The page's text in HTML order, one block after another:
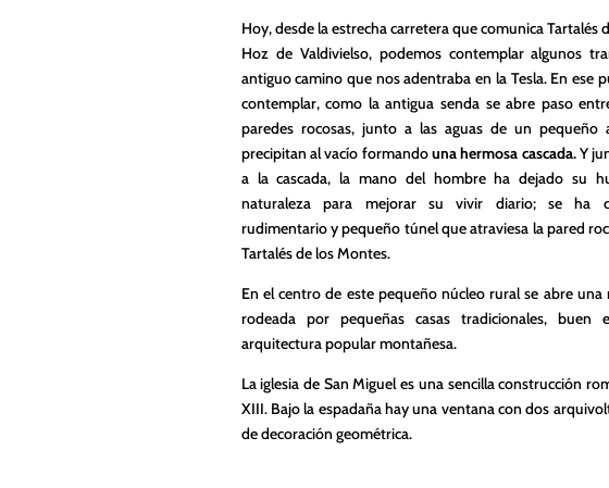
Hoy, desde la estrecha carretera que comunica Tartalés
Hoz de Valdivielso, podemos contemplar algunos
antiguo camino que nos adentraba en la Tesla. En ese
contemplar, como la antigua senda se abre paso
paredes rocosas, junto a las aguas de un pequeño
precipitan al vacío formandouna hermosa cascada.Y
a la cascada, la mano del hombre ha dejado su
naturaleza para mejorar su vivir diario; se ha
rudimentario y pequeño túnel que atraviesa la pared
Tartalés de los Montes.
En el centro de este pequeño núcleo rural se abre una
rodeada por pequeñas casas tradicionales, buen
arquitectura popular montañesa.
La iglesia de San Miguel es una sencilla construcción
XIII. Bajo la espadaña hay una ventana con dos
de decoración geométrica.